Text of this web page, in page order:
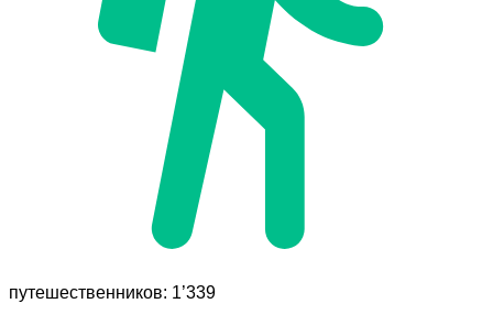
путешественников: 1’339